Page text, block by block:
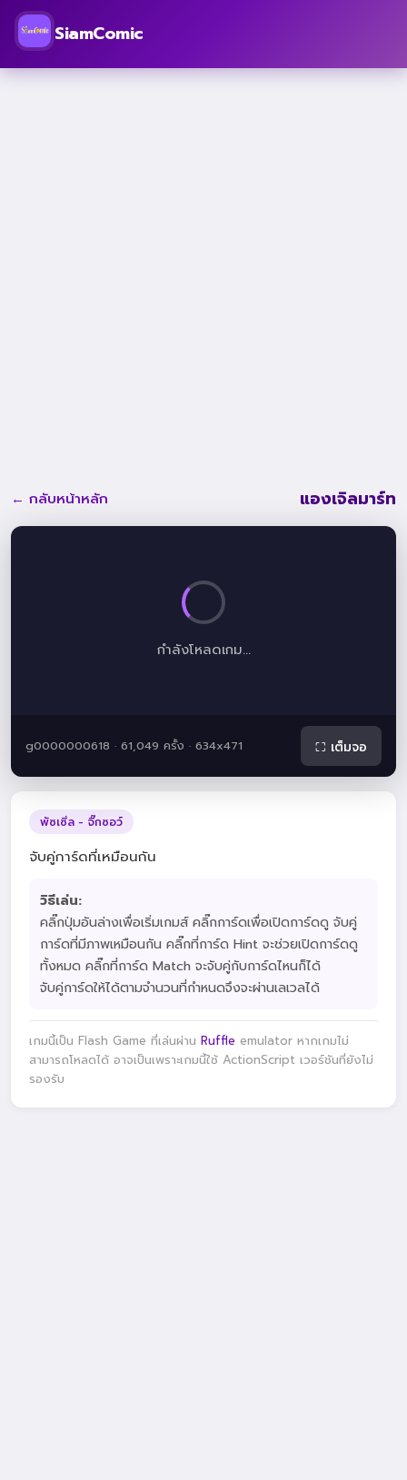
SiamComic
← กลับหน้าหลัก แองเจิลมาร์ท
กำลังโหลดเกม...
g0000000618 · 61,049 ครั้ง · 634x471 ⛶ เต็มจอ
พัซเซิ่ล - จิ๊กซอว์
จับคู่การ์ดที่เหมือนกัน
วิธีเล่น:
คลิ๊กปุ่มอันล่างเพื่อเริ่มเกมส์ คลิ๊กการ์ดเพื่อเปิดการ์ดดู จับคู่
การ์ดที่มีภาพเหมือนกัน คลิ๊กที่การ์ด Hint จะช่วยเปิดการ์ดดู
ทั้งหมด คลิ๊กที่การ์ด Match จะจับคู่กับการ์ดไหนก็ได้
จับคู่การ์ดให้ได้ตามจำนวนที่กำหนดจึงจะผ่านเลเวลได้
เกมนี้เป็น Flash Game ที่เล่นผ่าน Ruffle emulator หากเกมไม่
สามารถโหลดได้ อาจเป็นเพราะเกมนี้ใช้ ActionScript เวอร์ชันที่ยังไม่
รองรับ